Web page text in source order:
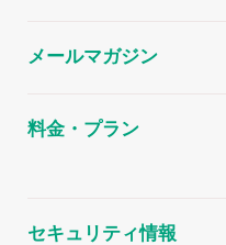
メールマガジン
料金・プラン
セキュリティ情報